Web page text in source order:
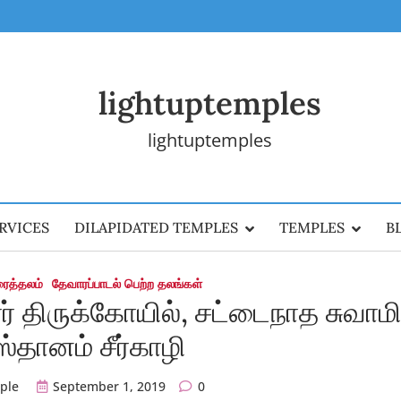
lightuptemples
lightuptemples
DILAPIDATED TEMPLES TEMPLES
தேவாரப்பாடல் பெற்ற தலங்கள்
திருக்கோயில், சட்டைநாத சுவாமி
சீர்காழி
September 1, 2019 0